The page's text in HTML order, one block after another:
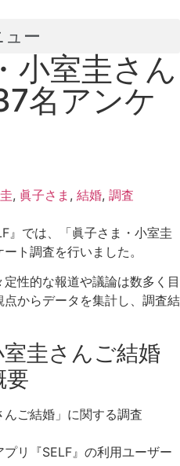
ュー
小室圭さん
名アンケ
, 眞子さま , 結婚, 調査
』では、「眞子さま・小室圭
ト調査を行いました。
性的な報道や議論は数多く目
からデータを集計し、調査結
圭さんご結婚
要
んご結婚」に関する調査
プリ『SELF』の利用ユーザー